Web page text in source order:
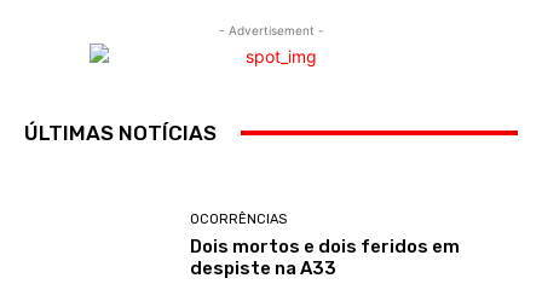
- Advertisement -
ÚLTIMAS NOTÍCIAS
OCORRÊNCIAS
Dois mortos e dois feridos em
despiste na A33